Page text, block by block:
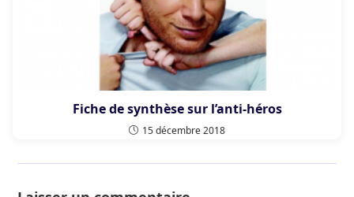
Fiche de synthèse sur l’anti-héros
15 décembre 2018